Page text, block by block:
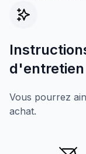
d'entretien
Vous pourrez
achat.